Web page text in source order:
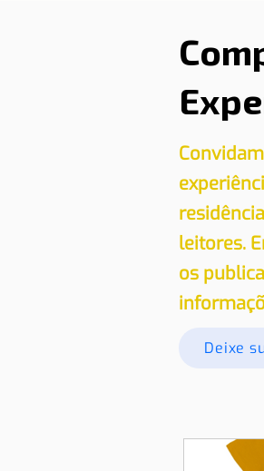
leitores.
os
Deixe